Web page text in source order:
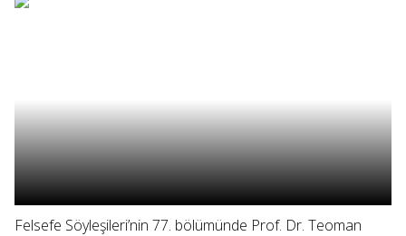
Felsefe Söyleşileri’nin 77. bölümünde Prof. Dr. Teoman